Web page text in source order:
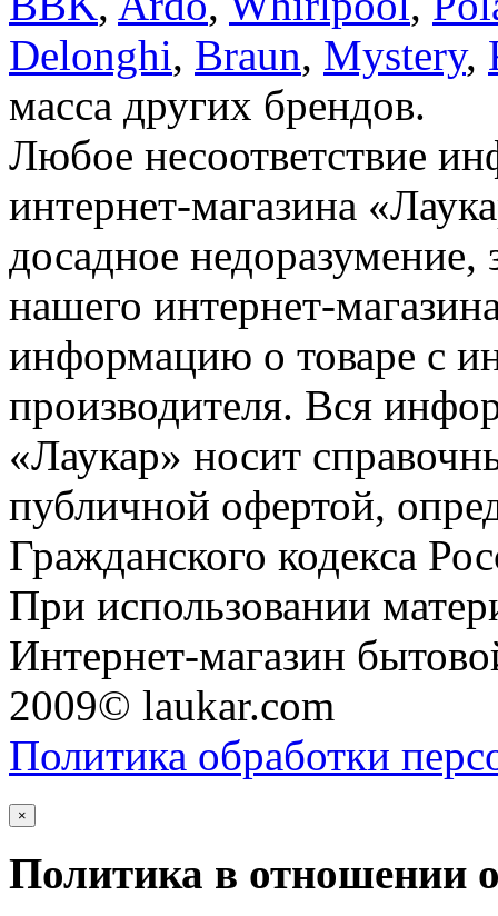
Delonghi, Braun, Mystery,
масса других брендов.
Любое несоответствие
интернет-магазина
досадное недоразумение,
нашего интернет-
информацию о товаре с
производителя. Вся
«Лаукар» носит
публичной офертой,
Гражданского кодекса
При использовании
Интернет-магазин
2009© laukar.com
Политика обработки
×
Политика в отношении